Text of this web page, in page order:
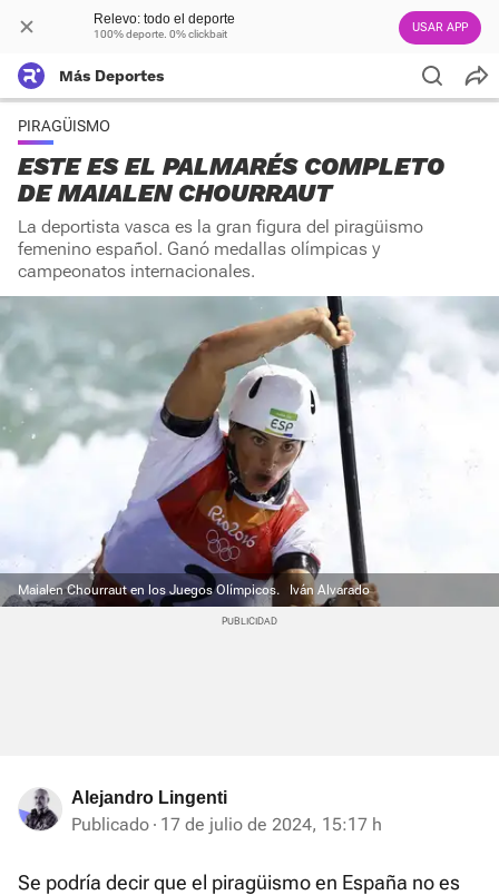
Relevo: todo el deporte
100% deporte. 0% clickbait USAR APP
Más Deportes
PIRAGÜISMO
ESTE ES EL PALMARÉS COMPLETO
DE MAIALEN CHOURRAUT
La deportista vasca es la gran figura del piragüismo
femenino español. Ganó medallas olímpicas y
campeonatos internacionales.
Maialen Chourraut en los Juegos Olímpicos. Iván Alvarado
Alejandro Lingenti
Publicado 17 de julio de 2024, 15:17 h
Se podría decir que el piragüismo en España no es